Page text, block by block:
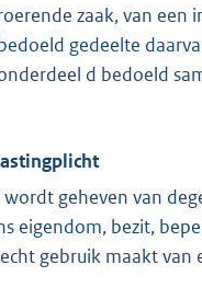
zaak, van een
gedeelte
d bedoeld
geheven van
eigendom, bezit,
gebruik maakt van